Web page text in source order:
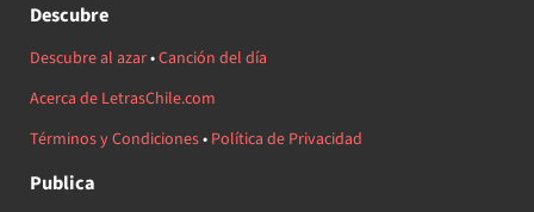
Descubre
Descubre al azar•Canción del día
Acerca de LetrasChile.com
Términos y Condiciones• Política de Privacidad
Publica